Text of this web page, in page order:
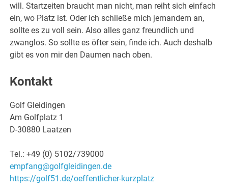
will. Startzeiten braucht man nicht, man reiht sich einfach
ein, wo Platz ist. Oder ich schließe mich jemandem an,
sollte es zu voll sein. Also alles ganz freundlich und
zwanglos. So sollte es öfter sein, finde ich. Auch deshalb
gibt es von mir den Daumen nach oben.
Kontakt
Golf Gleidingen
Am Golfplatz 1
D-30880 Laatzen
Tel.: +49 (0) 5102/739000
empfang@golfgleidingen.de
https://golf51.de/oeffentlicher-kurzplatz